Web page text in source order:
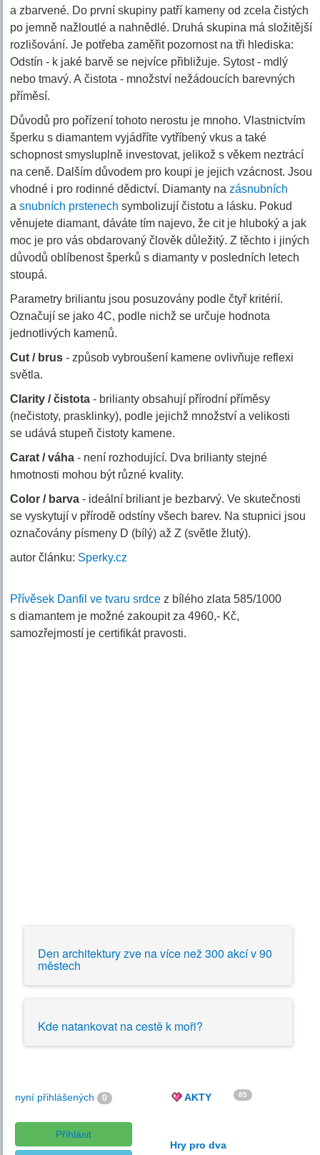
a zbarvené. Do první skupiny patří kameny od zcela čistých
po jemně nažloutlé a nahnědlé. Druhá skupina má složitější
rozlišování. Je potřeba zaměřit pozornost na tři hlediska:
Odstín - k jaké barvě se nejvíce přibližuje. Sytost - mdlý
nebo tmavý. A čistota - množství nežádoucích barevných
příměsí.
Důvodů pro pořízení tohoto nerostu je mnoho. Vlastnictvím
šperku s diamantem vyjádříte vytříbený vkus a také
schopnost smysluplně investovat, jelikož s věkem neztrácí
na ceně. Dalším důvodem pro koupi je jejich vzácnost. Jsou
vhodné i pro rodinné dědictví. Diamanty nazásnubních
asnubních prstenech symbolizují čistotu a lásku. Pokud
věnujete diamant, dáváte tím najevo, že cit je hluboký a jak
moc je pro vás obdarovaný člověk důležitý. Z těchto i jiných
důvodů oblíbenost šperků s diamanty v posledních letech
stoupá.
Parametry briliantu jsou posuzovány podle čtyř kritérií.
Označují se jako 4C, podle nichž se určuje hodnota
jednotlivých kamenů.
Cut / brus - způsob vybroušení kamene ovlivňuje reflexi
světla.
Clarity / čistota - brilianty obsahují přírodní příměsy
(nečistoty, prasklinky), podle jejichž množství a velikosti
se udává stupeň čistoty kamene.
Carat / váha - není rozhodující. Dva brilianty stejné
hmotnosti mohou být různé kvality.
Color / barva - ideální briliant je bezbarvý. Ve skutečnosti
se vyskytují v přírodě odstíny všech barev. Na stupnici jsou
označovány písmeny D (bílý) až Z (světle žlutý).
autor článku: Sperky.cz
Přívěsek Danfil ve tvaru srdce z bílého zlata 585/1000
s diamantem je možné zakoupit za 4960,- Kč,
samozřejmostí je certifikát pravosti.
Den architektury zve na více než 300 akcí v 90
městech
Kde natankovat na cestě k moři?
nyní přihlášených 0
Přihlásit
AKTY 85
Hry pro dva